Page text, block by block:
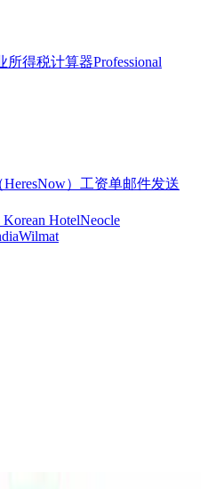
所得税计算器Professional
） 工资单邮件发送
Korean HotelNeocle
Wilmat